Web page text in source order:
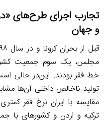
تجارب اجرای طرح‌های
و جهان
خط فقر بودند. این‌در حالی
مقایسه با ایران نرخ فقر
ترکیه و اردن و کشورهای با